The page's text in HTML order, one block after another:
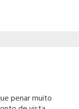
penar muito